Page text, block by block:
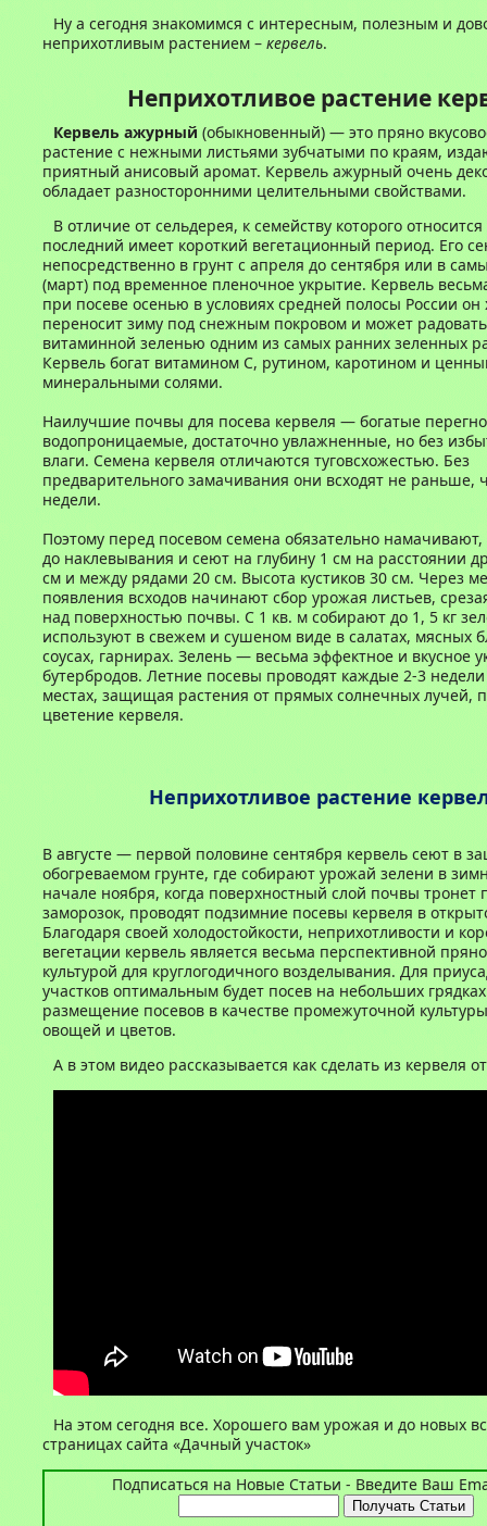
Ну а сегодня знакомимся с интересным, полезным и
неприхотливым растением – кервель.
Неприхотливое растение
Кервель ажурный (обыкновенный) — это пряно
растение с нежными листьями зубчатыми по краям,
приятный анисовый аромат. Кервель ажурный очень
обладает разносторонними целительными свойствами.
В отличие от сельдерея, к семейству которого
последний имеет короткий вегетационный период. Его
непосредственно в грунт с апреля до сентября или в
(март) под временное пленочное укрытие. Кервель
при посеве осенью в условиях средней полосы России
переносит зиму под снежным покровом и может
витаминной зеленью одним из самых ранних зеленных
Кервель богат витамином С, рутином, каротином и
минеральными солями.
Наилучшие почвы для посева кервеля — богатые
водопроницаемые, достаточно увлажненные, но без
влаги. Семена кервеля отличаются туговсхожестью. Без
предварительного замачивания они всходят не раньше,
недели.
Поэтому перед посевом семена обязательно
до наклевывания и сеют на глубину 1 см на расстоянии
см и между рядами 20 см. Высота кустиков 30 см. Через
появления всходов начинают сбор урожая листьев,
над поверхностью почвы. С 1 кв. м собирают до 1, 5 кг
используют в свежем и сушеном виде в салатах, мясных
соусах, гарнирах. Зелень — весьма эффектное и вкусное
бутербродов. Летние посевы проводят каждые 2-3
местах, защищая растения от прямых солнечных лучей,
цветение кервеля.
Неприхотливое растение
В августе — первой половине сентября кервель сеют в
обогреваемом грунте, где собирают урожай зелени в
начале ноября, когда поверхностный слой почвы тронет
заморозок, проводят подзимние посевы кервеля в
Благодаря своей холодостойкости, неприхотливости и
вегетации кервель является весьма перспективной
культурой для круглогодичного возделывания. Для
участков оптимальным будет посев на небольших
размещение посевов в качестве промежуточной
овощей и цветов.
А в этом видео рассказывается как сделать из кервеля
На этом сегодня все. Хорошего вам урожая и до новых
страницах сайта «Дачный участок»
Подписаться на Новые Статьи - Введите Ваш